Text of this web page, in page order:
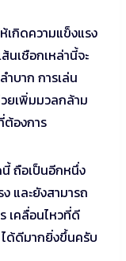
เกิดความแข็งแรง
เชือกเหล่านี้จะ
บาก การเล่น
ยเพิ่มมวลกล้าม
ต้องการ
ถือเป็นอีกหนึ่ง
และยังสามารถ
เคลื่อนไหวที่ดี
ด้ดีมากยิ่งขึ้นครับ